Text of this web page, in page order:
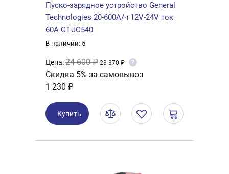
Пуско-зарядное устройство General
Technologies 20-600А/ч 12V-24V ток
60А GT-JC540
В наличии: 5
Цена:24 600 ₽ 23 370 ₽ ?
Скидка 5% за самовывоз
1 230 ₽
Купить